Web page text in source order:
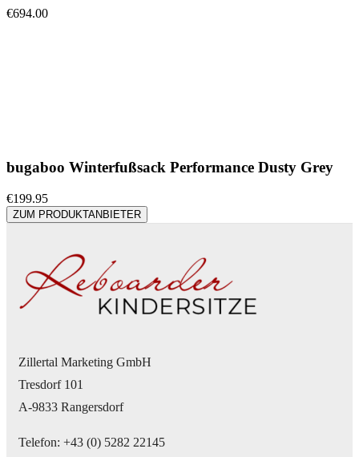
€694.00
bugaboo Winterfußsack Performance Dusty Grey
€199.95
ZUM PRODUKTANBIETER
Zillertal Marketing GmbH
Tresdorf 101
A-9833 Rangersdorf
Telefon: +43 (0) 5282 22145